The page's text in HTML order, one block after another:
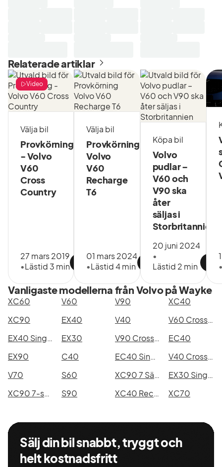
Relaterade artiklar
Välja bil
Provkörning
- Volvo
V60
Cross
Country
27 mars 2019
•Lästid 3 min
Video
Välja bil
Provkörning
Volvo
V60
Recharge
T6
01 mars 2024
•Lästid 4 min
Köpa bil
Volvo
pudlar –
V60 och
V90 ska
åter
säljas i
Storbritannien
20 juni 2024
•
Lästid 2 min
Vanligaste modellerna från Volvo på Wayke
XC60 V60 V90
XC40
XC90
EX40 V40
V60 Cross Country
EX40 Single Motor Extended Range
EX30 V90 Cross Country
EC40
EX90
C40 EC40 Single Motor Extended Range
V40 Cross Country
V70
S60 XC90 7 Säten
EX30 Single Motor Extended Range
XC90 7-seater
S90 XC40 Recharge XC70
Sälj din bil snabbt, tryggt och
helt kostnadsfritt